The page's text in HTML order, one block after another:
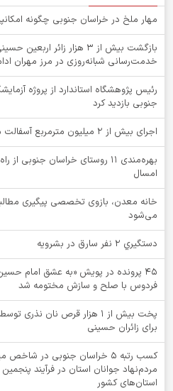
‌مهار ملخ در خراسان جنوبی چگونه
بازگشت بیش از ۳ هزار زائر
خدمت‌رسانی شبانه‌روزی در مرز مهران
رئیس پژوهشگاه استاندارد از پروژه
جنوبی بازدید کرد
اجرای بیش از ۲ میلیون مترمربع آسفالت معابر طی چهار سال گذشته
بهره‌مندی ۱۱ روستای خراسان
امسال
خانه معدن، بازوی تخصصی پیگیری
می‌شود
دستگيري 2 نفر سارق در بشرويه
۴۵ پرونده در پویش «به عشق امام
فردوس با صلح و سازش مختومه شد
پخت بیش از 1 هزار قرص نان
برای زائران حسینی
کسب رتبه ۵ خراسان جنوبی در
مردم‌نهاد جوانان استان در فرآیند
استان‌های کشور